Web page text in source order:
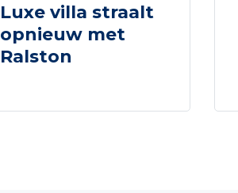
Luxe villa straalt
opnieuw met
Ralston